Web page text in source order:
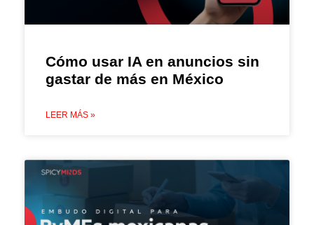
Cómo usar IA en anuncios sin
gastar de más en México
LEER MÁS »